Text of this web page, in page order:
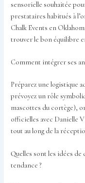
sensorielle souhaitée
prestataires habitués à
Chalk Events en
trouver le bon équilibre
Comment intégrer ses
Préparez une logistique
prévoyez un rôle
mascottes du cortège),
officielles avec Danielle
tout au long de la
Quelles sont les idées
tendance ?